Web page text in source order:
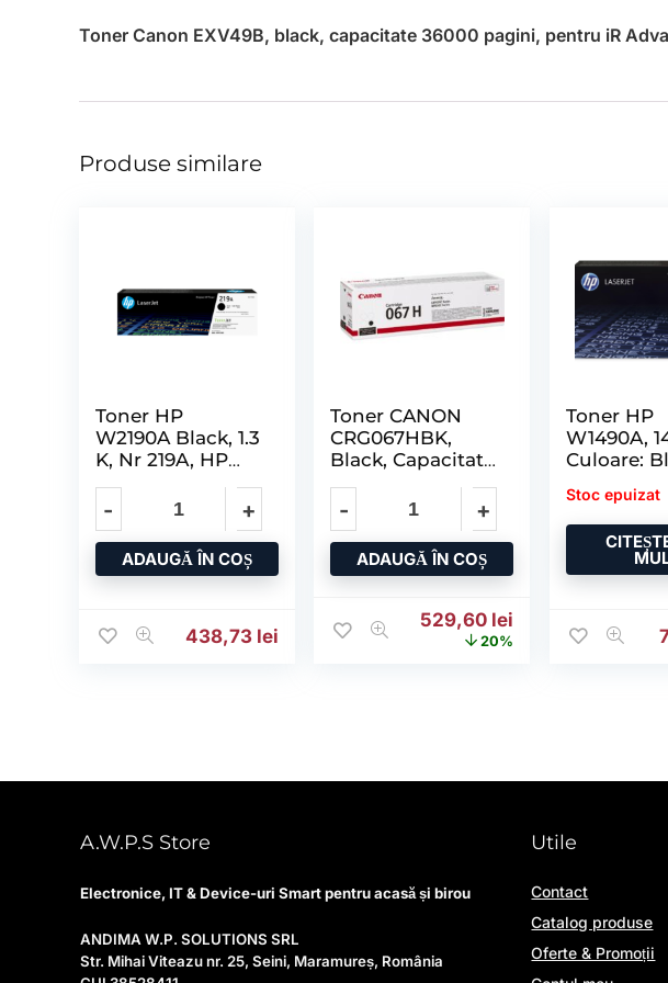
Toner Canon EXV49B, black, capacitate 36000 pagini, pentru iR
Produse similare
Toner HP
W2190A Black, 1.3
K, Nr 219A, HP
Laserjet Pro
ADAUGĂ ÎN COȘ
438,73 lei
Toner CANON
CRG067HBK,
Black, Capacitate
3130 Pagini,
pentru LBP-631
ADAUGĂ ÎN COȘ
Prețul inițial a fost: 665,62
529,60 lei
20%
Toner HP
W1490A,
Culoare:
Pagini,
Stoc epuizat
A.W.P.S Store
Electronice, IT & Device-uri Smart pentru acasă și birou
ANDIMA W.P. SOLUTIONS SRL
Str. Mihai Viteazu nr. 25, Seini, Maramureș, România
Utile
Contact
Catalog produse
Oferte & Promoții